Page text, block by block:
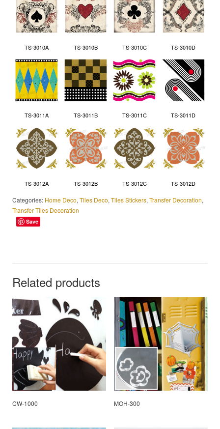
TS-3010A TS-3010B TS-3010C TS-3010D
TS-3011A TS-3011B TS-3011C TS-3011D
TS-3012A TS-3012B TS-3012C TS-3012D
Categories: Home Deco, Tiles Deco, Tiles Stickers, Transfer Decoration,
Transfer Tiles Decoration
Save
Related products
CW-1000 MOH-300